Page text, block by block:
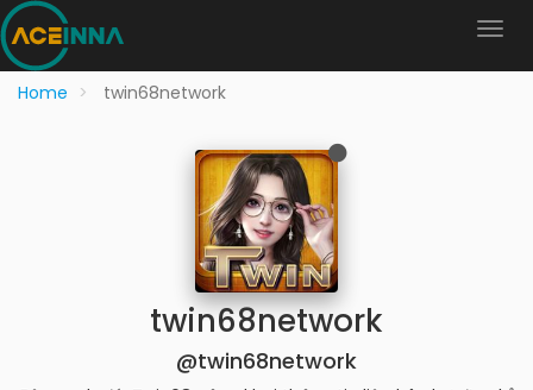
Home twin68network
twin68network
@twin68network